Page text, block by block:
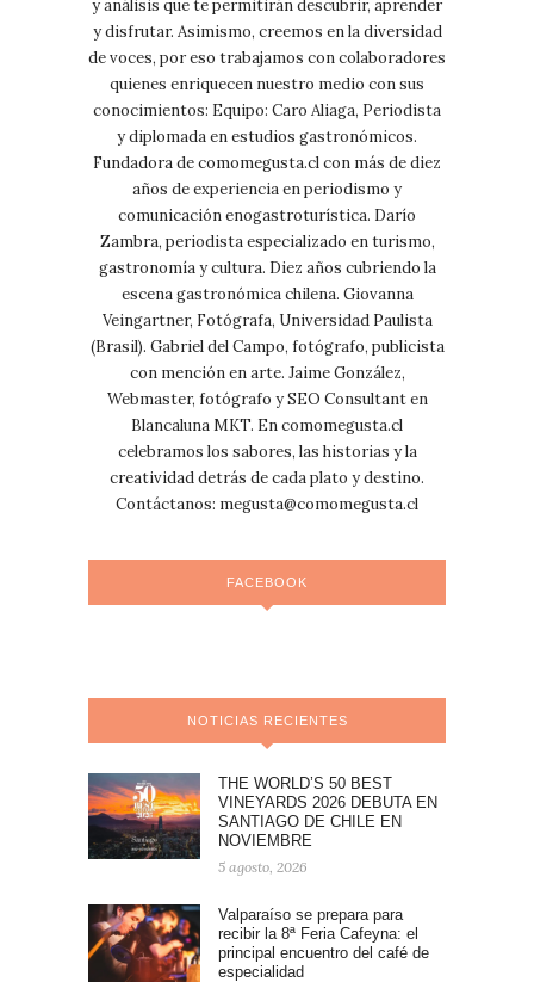
y análisis que te permitirán descubrir, aprender
y disfrutar. Asimismo, creemos en la diversidad
de voces, por eso trabajamos con colaboradores
quienes enriquecen nuestro medio con sus
conocimientos: Equipo: Caro Aliaga, Periodista
y diplomada en estudios gastronómicos.
Fundadora de comomegusta.cl con más de diez
años de experiencia en periodismo y
comunicación enogastroturística. Darío
Zambra, periodista especializado en turismo,
gastronomía y cultura. Diez años cubriendo la
escena gastronómica chilena. Giovanna
Veingartner, Fotógrafa, Universidad Paulista
(Brasil). Gabriel del Campo, fotógrafo, publicista
con mención en arte. Jaime González,
Webmaster, fotógrafo y SEO Consultant en
Blancaluna MKT. En comomegusta.cl
celebramos los sabores, las historias y la
creatividad detrás de cada plato y destino.
Contáctanos: megusta@comomegusta.cl
FACEBOOK
NOTICIAS RECIENTES
THE WORLD’S 50 BEST
VINEYARDS 2026 DEBUTA EN
SANTIAGO DE CHILE EN
NOVIEMBRE
5 agosto, 2026
Valparaíso se prepara para
recibir la 8ª Feria Cafeyna: el
principal encuentro del café de
especialidad